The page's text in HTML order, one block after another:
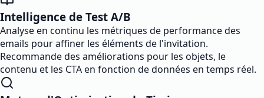
Intelligence de Test A/B
Analyse en continu les métriques de performance des
emails pour affiner les éléments de l'invitation.
Recommande des améliorations pour les objets, le
contenu et les CTA en fonction de données en temps réel.